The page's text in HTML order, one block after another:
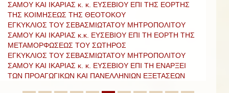
ΣΑΜΟΥ ΚΑΙ ΙΚΑΡΙΑΣ κ. κ. ΕΥΣΕΒΙΟΥ ΕΠΙ ΤΗΣ ΕΟΡΤΗΣ
ΤΗΣ ΚΟΙΜΗΣΕΩΣ ΤΗΣ ΘΕΟΤΟΚΟΥ
ΕΓΚΥΚΛΙΟΣ ΤΟΥ ΣΕΒΑΣΜΙΩΤΑΤΟΥ ΜΗΤΡΟΠΟΛΙΤΟΥ
ΣΑΜΟΥ ΚΑΙ ΙΚΑΡΙΑΣ κ.κ. ΕΥΣΕΒΙΟΥ ΕΠΙ ΤΗ ΕΟΡΤΗ ΤΗΣ
ΜΕΤΑΜΟΡΦΩΣΕΩΣ ΤΟΥ ΣΩΤΗΡΟΣ
ΕΓΚΥΚΛΙΟΣ ΤΟΥ ΣΕΒΑΣΜΙΩΤΑΤΟΥ ΜΗΤΡΟΠΟΛΙΤΟΥ
ΣΑΜΟΥ ΚΑΙ ΙΚΑΡΙΑΣ κ. κ. ΕΥΣΕΒΙΟΥ ΕΠΙ ΤΗ ΕΝΑΡΞΕΙ
ΤΩΝ ΠΡΟΑΓΩΓΙΚΩΝ ΚΑΙ ΠΑΝΕΛΛΗΝΙΩΝ ΕΞΕΤΑΣΕΩΝ